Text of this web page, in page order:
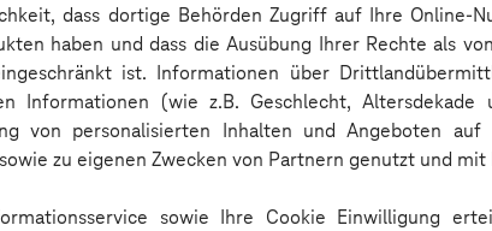
dass dortige Behörden Zugriff auf Ihre Online-
haben und dass die Ausübung Ihrer Rechte als
ist. Informationen über
Informationen (wie z.B. Geschlecht,
von personalisierten Inhalten und Angeboten
zu eigenen Zwecken von Partnern genutzt und
sowie Ihre Cookie Einwilligung